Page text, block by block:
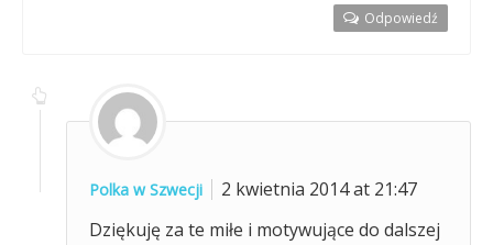
Odpowiedź
Polka w Szwecji
2 kwietnia 2014 at 21:47
Dziękuję za te miłe i motywujące do dalszej